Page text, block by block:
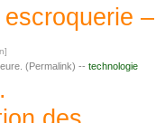
–
(Permalink) -- technologie